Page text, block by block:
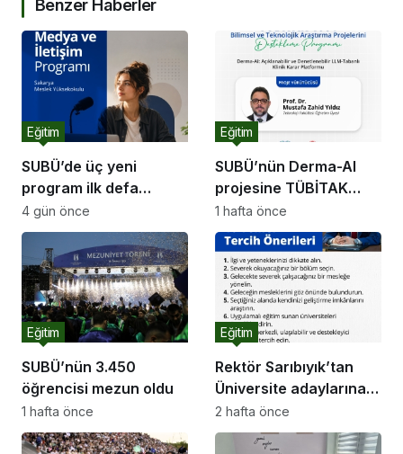
Benzer Haberler
SUBÜ’de üç yeni
program ilk defa
öğrenci alacak
Eğitim
4 gün önce
SUBÜ’nün Derma-AI
projesine TÜBİTAK
desteği
Eğitim
1 hafta önce
SUBÜ’nün 3.450
öğrencisi mezun oldu
Eğitim
1 hafta önce
Rektör Sarıbıyık’tan
Üniversite adaylarına
tercihi önerileri
Eğitim
2 hafta önce